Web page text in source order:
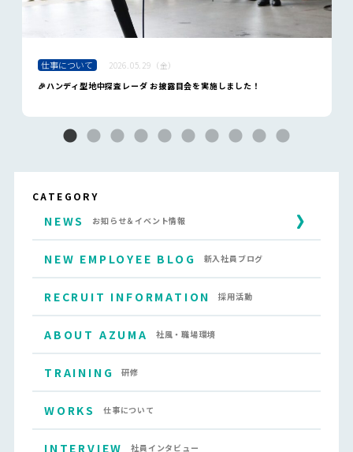
CATEGORY
NEWS お知らせ＆イベント情報
NEW EMPLOYEE BLOG 新入社員ブログ
RECRUIT INFORMATION 採用活動
ABOUT AZUMA 社風・職場環境
TRAINING 研修
WORKS 仕事について
INTERVIEW 社員インタビュー
仕事について
2026.05.29（金）
🎉ハンディ型地中探査レーダ お披露目会を実施しました！